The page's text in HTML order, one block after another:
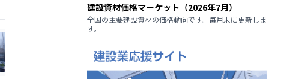
建設資材価格マーケット（2026年7月）
全国の主要建設資材の価格動向です。毎月末に更新しま
す。